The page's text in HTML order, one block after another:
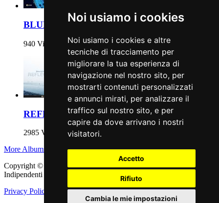
Noi usiamo i cookies
Noi usiamo i cookies e altre
tecniche di tracciamento per
migliorare la tua esperienza di
navigazione nel nostro sito, per
mostrarti contenuti personalizzati
e annunci mirati, per analizzare il
traffico sul nostro sito, e per
capire da dove arrivano i nostri
visitatori.
Accetto
Rifiuto
Cambia le mie impostazioni
BLUE
940 Views
REFLECTIONs
2985 Views
More Albums
Copyright © 2011 - 2026 adEIdJ - Associazione delle Etichette
Indipendenti di Jazz. All Rights Reserved.
Privacy Policy
Cookie Policy